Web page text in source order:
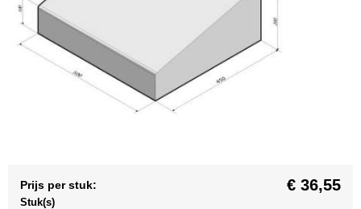
Prijs per stuk: € 36,55
Stuk(s)